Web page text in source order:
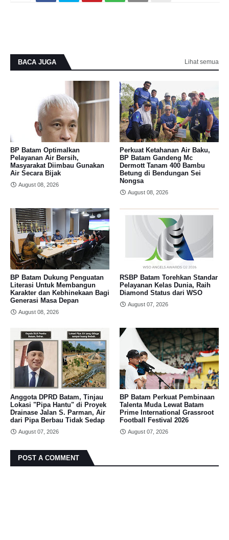
BACA JUGA Lihat semua
BP Batam Optimalkan
Pelayanan Air Bersih,
Masyarakat Diimbau Gunakan
Air Secara Bijak
August 08, 2026
Perkuat Ketahanan Air Baku,
BP Batam Gandeng Mc
Dermott Tanam 400 Bambu
Betung di Bendungan Sei
Nongsa
August 08, 2026
BP Batam Dukung Penguatan
Literasi Untuk Membangun
Karakter dan Kebhinekaan Bagi
Generasi Masa Depan
August 08, 2026
RSBP Batam Torehkan Standar
Pelayanan Kelas Dunia, Raih
Diamond Status dari WSO
August 07, 2026
Anggota DPRD Batam, Tinjau
Lokasi "Pipa Hantu" di Proyek
Drainase Jalan S. Parman, Air
dari Pipa Berbau Tidak Sedap
August 07, 2026
BP Batam Perkuat Pembinaan
Talenta Muda Lewat Batam
Prime International Grassroot
Football Festival 2026
August 07, 2026
POST A COMMENT